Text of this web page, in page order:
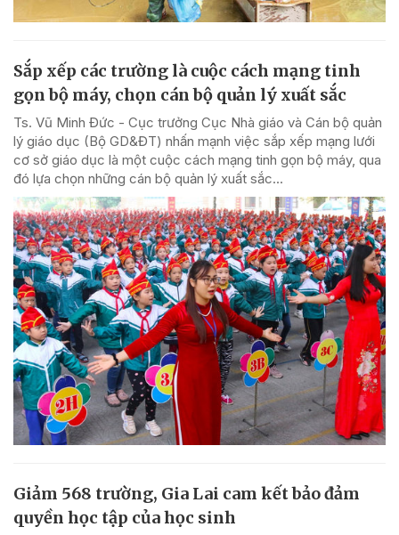
Sắp xếp các trường là cuộc cách mạng tinh
gọn bộ máy, chọn cán bộ quản lý xuất sắc
Ts. Vũ Minh Đức - Cục trưởng Cục Nhà giáo và Cán bộ quản
lý giáo dục (Bộ GD&ĐT) nhấn mạnh việc sắp xếp mạng lưới
cơ sở giáo dục là một cuộc cách mạng tinh gọn bộ máy, qua
đó lựa chọn những cán bộ quản lý xuất sắc...
Giảm 568 trường, Gia Lai cam kết bảo đảm
quyền học tập của học sinh